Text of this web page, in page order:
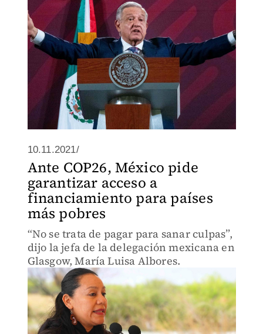
10.11.2021/
Ante COP26, México pide
garantizar acceso a
financiamiento para países
más pobres
“No se trata de pagar para sanar culpas”,
dijo la jefa de la delegación mexicana en
Glasgow, María Luisa Albores.